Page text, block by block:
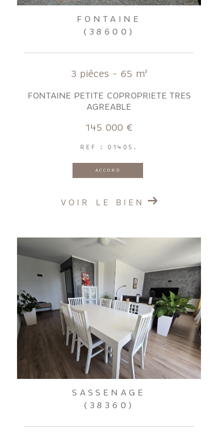
FONTAINE
(38600)
3 pièces - 65 m²
FONTAINE PETITE COPROPRIETE TRES
AGREABLE
145 000 €
REF : 01405.
ACCORD
VOIR LE BIEN
SASSENAGE
(38360)